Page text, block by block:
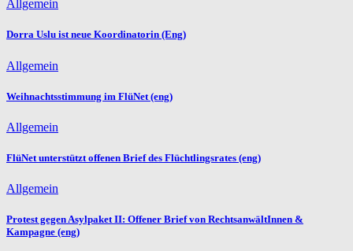
Allgemein
Dorra Uslu ist neue Koordinatorin (Eng)
Allgemein
Weihnachtsstimmung im FlüNet (eng)
Allgemein
FlüNet unterstützt offenen Brief des Flüchtlingsrates (eng)
Allgemein
Protest gegen Asylpaket II: Offener Brief von RechtsanwältInnen &
Kampagne (eng)